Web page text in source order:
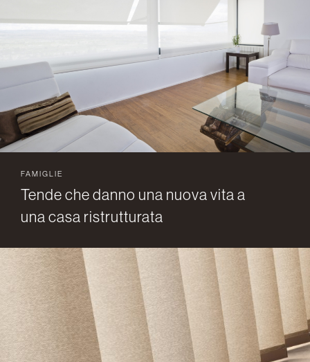
FAMIGLIE
Tende che danno una nuova vita a
una casa ristrutturata